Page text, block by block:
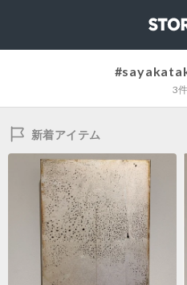
3件
新着アイテム